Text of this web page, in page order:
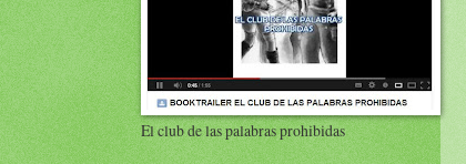
El club de las palabras prohibidas